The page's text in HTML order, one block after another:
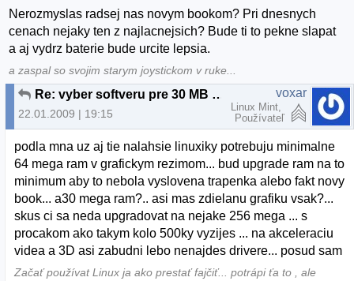
Nerozmyslas radsej nas novym bookom? Pri dnesnych
cenach nejaky ten z najlacnejsich? Bude ti to pekne slapat
a aj vydrz baterie bude urcite lepsia.
a zaspal so svojim starym joystickom v ruke...
Re: vyber softveru pre 30 MB RAM a 3 GB HDD
22.01.2009 | 19:15
voxar
Linux Mint,
Používateľ
podla mna uz aj tie nalahsie linuxiky potrebuju minimalne
64 mega ram v grafickym rezimom... bud upgrade ram na to
minimum aby to nebola vyslovena trapenka alebo fakt novy
book... a30 mega ram?.. asi mas zdielanu grafiku vsak?...
skus ci sa neda upgradovat na nejake 256 mega ... s
procakom ako takym kolo 500ky vyzijes ... na akceleraciu
videa a 3D asi zabudni lebo nenajdes drivere... posud sam
Začať používat Linux ja ako prestať fajčiť... potrápi ťa to , ale